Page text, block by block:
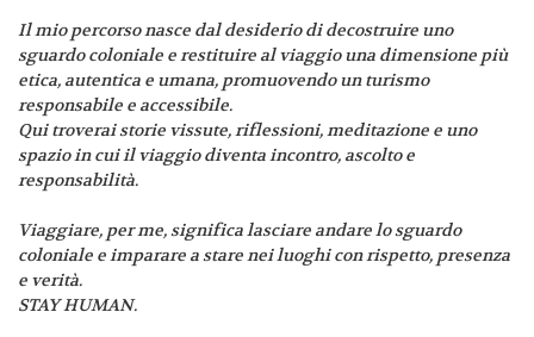
Il mio percorso nasce dal desiderio di decostruire uno
sguardo coloniale e restituire al viaggio una dimensione più
etica, autentica e umana, promuovendo un turismo
responsabile e accessibile.
Qui troverai storie vissute, riflessioni, meditazione e uno
spazio in cui il viaggio diventa incontro, ascolto e
responsabilità.
Viaggiare, per me, significa lasciare andare lo sguardo
coloniale e imparare a stare nei luoghi con rispetto, presenza
e verità.
STAY HUMAN.